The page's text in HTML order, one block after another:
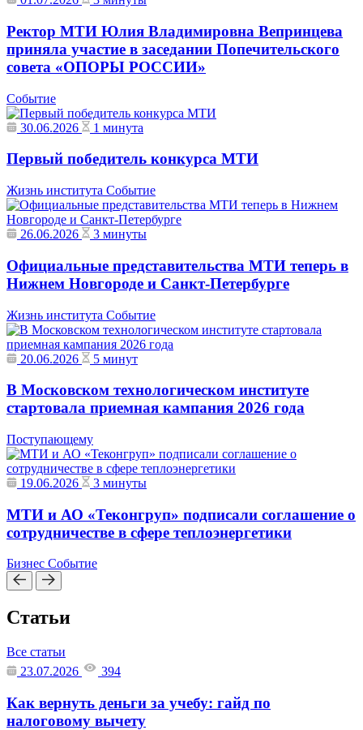
Ректор МТИ Юлия Владимировна Вепринцева
приняла участие в заседании Попечительского
совета «ОПОРЫ РОССИИ»
Событие
30.06.2026 1 минута
Первый победитель конкурса МТИ
Жизнь института Событие
26.06.2026 3 минуты
Официальные представительства МТИ теперь в
Нижнем Новгороде и Санкт-Петербурге
Жизнь института Событие
20.06.2026 5 минут
В Московском технологическом институте
стартовала приемная кампания 2026 года
Поступающему
19.06.2026 3 минуты
МТИ и АО «Теконгруп» подписали соглашение о
сотрудничестве в сфере теплоэнергетики
Бизнес Событие
Статьи
Все статьи
23.07.2026
394
Как вернуть деньги за учебу: гайд по
налоговому вычету